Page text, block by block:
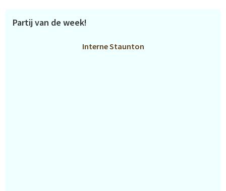
Partij van de week!
Interne Staunton